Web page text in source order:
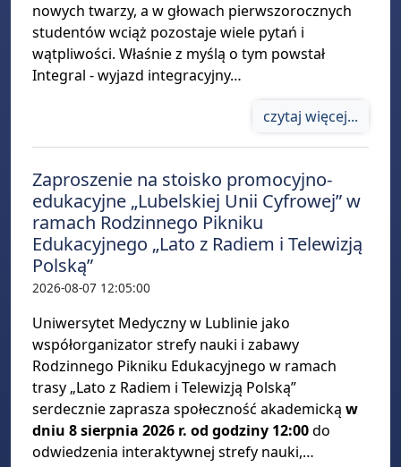
nowych twarzy, a w głowach pierwszorocznych
studentów wciąż pozostaje wiele pytań i
wątpliwości. Właśnie z myślą o tym powstał
Integral - wyjazd integracyjny…
czytaj więcej...
Zaproszenie na stoisko promocyjno-
edukacyjne „Lubelskiej Unii Cyfrowej” w
ramach Rodzinnego Pikniku
Edukacyjnego „Lato z Radiem i Telewizją
Polską”
2026-08-07 12:05:00
Uniwersytet Medyczny w Lublinie jako
współorganizator strefy nauki i zabawy
Rodzinnego Pikniku Edukacyjnego w ramach
trasy „Lato z Radiem i Telewizją Polską”
serdecznie zaprasza społeczność akademicką w
dniu 8 sierpnia 2026 r. od godziny 12:00do
odwiedzenia interaktywnej strefy nauki,…